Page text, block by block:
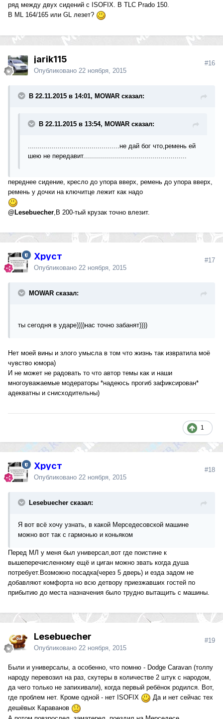
ряд между двух сидений с ISOFIX. В TLC Prado 150.
В ML 164/165 или GL лезет?
jarik115
Опубликовано 22 ноября, 2015
#16
В 22.11.2015 в 14:01, MOWAR сказал:
В 22.11.2015 в 13:54, MOWAR сказал:
..............................................не дай бог что,ремень ей
шею не передавит....................................................
переднее сидение, кресло до упора вверх, ремень до упора вверх,
ремень у дочки на ключитце лежит как надо
@Lesebuecher ,В 200-тый крузак точно влезит.
Хруст
Опубликовано 22 ноября, 2015
#17
MOWAR сказал:
ты сегодня в ударе))))нас точно забанят))))
Нет моей вины и злого умысла в том что жизнь так извратила моё
чувство юмора)
И не может не радовать то что автор темы как и наши
многоуважаемые модераторы *надеюсь прогиб зафиксирован*
адекватны и снисходительны)
1
Хруст
Опубликовано 22 ноября, 2015
#18
Lesebuecher сказал:
Я вот всё хочу узнать, в какой Мерседесовской машине
можно вот так с гармонью и коньяком
Перед МЛ у меня был универсал,вот где поистине к
вышеперечисленному ещё и циган можно звать когда душа
потребует.Возможно посадка(через 5 дверь) и езда задом не
добавляют комфорта но всю детвору приезжавших гостей по
прибытию до места назначения было трудно вытащить с машины.
Lesebuecher
Опубликовано 22 ноября, 2015
#19
Были и универсалы, а особенно, что помню - Dodge Caravan (толпу
народу перевозил на раз, скутеры в количестве 2 штук с народом,
да чего только не запихивали), когда первый ребёнок родился. Вот,
где проблем нет. Кроме одной - нет ISOFIX
Да и нет сейчас тех
дешёвых Караванов